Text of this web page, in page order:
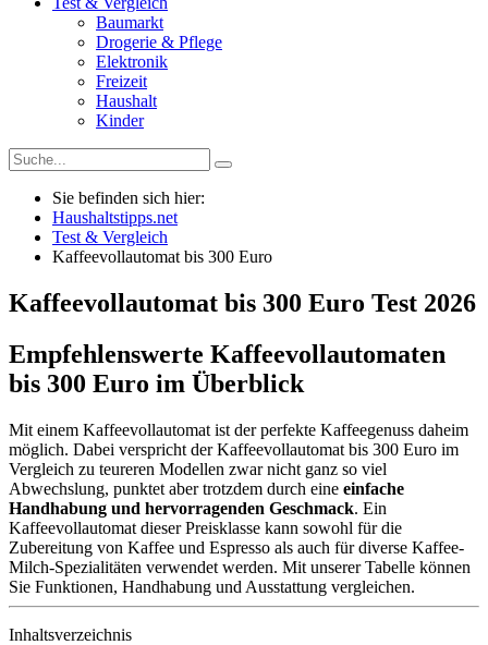
Baumarkt
Drogerie & Pflege
Elektronik
Freizeit
Haushalt
Kinder
Sie befinden sich hier:
Haushaltstipps.net
Test & Vergleich
Kaffeevollautomat bis 300 Euro
Kaffeevollautomat bis 300 Euro Test 2026
Empfehlenswerte Kaffeevollautomaten
bis 300 Euro im Überblick
Mit einem Kaffeevollautomat ist der perfekte Kaffeegenuss daheim
möglich. Dabei verspricht der Kaffeevollautomat bis 300 Euro im
Vergleich zu teureren Modellen zwar nicht ganz so viel
Abwechslung, punktet aber trotzdem durch eine einfache
Handhabung und hervorragenden Geschmack. Ein
Kaffeevollautomat dieser Preisklasse kann sowohl für die
Zubereitung von Kaffee und Espresso als auch für diverse Kaffee-
Milch-Spezialitäten verwendet werden. Mit unserer Tabelle können
Sie Funktionen, Handhabung und Ausstattung vergleichen.
Inhaltsverzeichnis